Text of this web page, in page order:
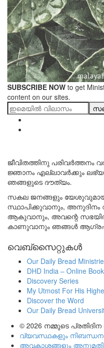
SUBSCRIBE NOW to get
content on our sites.
ജീവിതത്തിനു
ജ്ഞാനം എല്ലാവർക്കും
ഞങ്ങളുടെ ദൗത്യം.
സകല ജനങ്ങളും
സ്ഥാപിക്കുവാനും, അനുദിനം
ആകുവാനും, അവന്റെ
കാണുവാനും ഞങ്ങൾ
വെബ്സൈറ്റുകൾ
Our Daily Bread
DHD India – Online
Discovery Series
My Utmost For His
Discover the Word
Our Daily Bread
© 2026 നമ്മുടെ
വ്യവസ്ഥകളും
അവകാശങ്ങളും